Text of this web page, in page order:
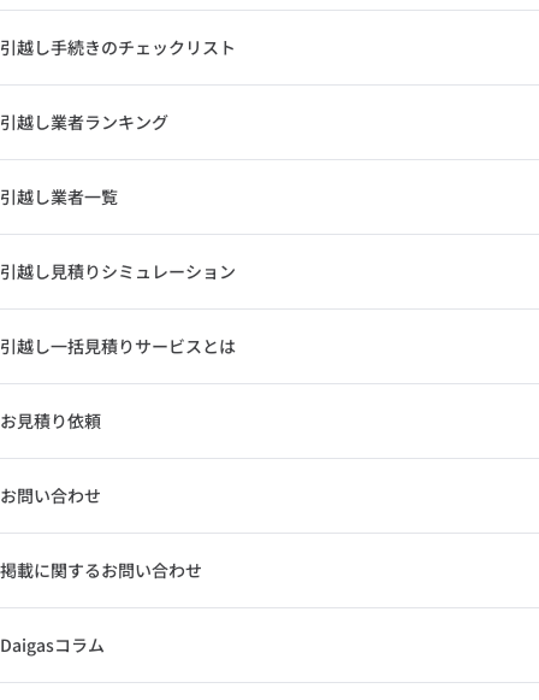
引越し手続きのチェックリスト
引越し業者ランキング
引越し業者一覧
引越し見積りシミュレーション
引越し一括見積りサービスとは
お見積り依頼
お問い合わせ
掲載に関するお問い合わせ
Daigasコラム